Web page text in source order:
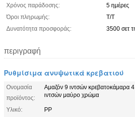
Χρόνος παράδοσης:
5 ημέρες
Όροι πληρωμής:
Τ/Τ
Δυνατότητα προσφοράς:
3500 σετ
περιγραφή
Ρυθμίσιμα ανυψωτικά κρεβατιού
Ονομασία
προϊόντος:
Αμαζόν 9 ιντσών κρεβατοκάμαρα 4
ιντσών μαύρο χρώμα
Υλικό:
PP